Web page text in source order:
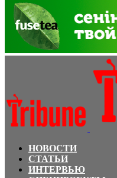
НОВОСТИ
СТАТЬИ
ИНТЕРВЬЮ